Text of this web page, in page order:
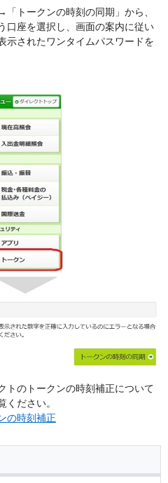
トークンの時刻の同期」から、
口座を選択し、画面の案内に従い
示されたワンタイムパスワードを
トのトークンの時刻補正について
ください。
の時刻補正